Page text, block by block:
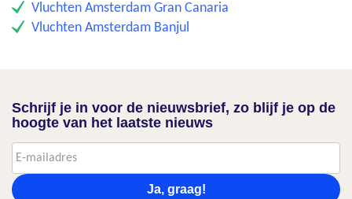
Vluchten Amsterdam Gran Canaria
Vluchten Amsterdam Banjul
Schrijf je in voor de nieuwsbrief, zo blijf je op de
hoogte van het laatste nieuws
Ja, graag!